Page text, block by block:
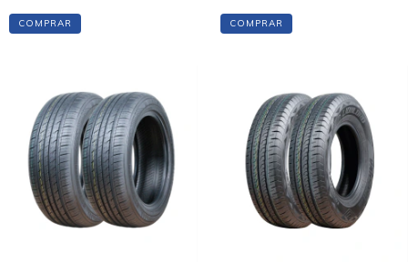
COMPRAR COMPRAR